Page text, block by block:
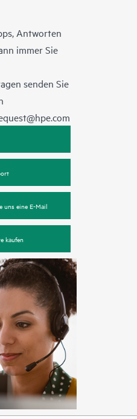
Antworten
immer Sie
senden Sie
uns eine E-Mail
kaufen